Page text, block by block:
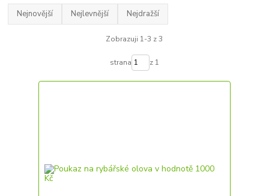
Nejnovější Nejlevnější Nejdražší
Zobrazuji 1-3 z 3
strana z 1